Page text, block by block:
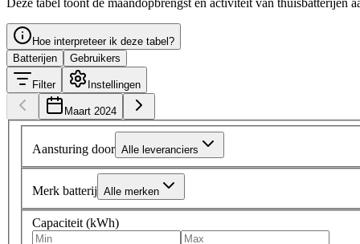
Hoe interpreteer ik deze tabel?
Batterijen
Gebruikers
Filter Instellingen
Maart 2024
Aansturing door Alle leveranciers
Merk batterij Alle merken
Capaciteit (kWh)